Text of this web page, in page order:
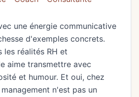
une énergie communicative
d'exemples concrets.
les réalités RH et
aime transmettre avec
et humour. Et oui, chez
n'est pas un